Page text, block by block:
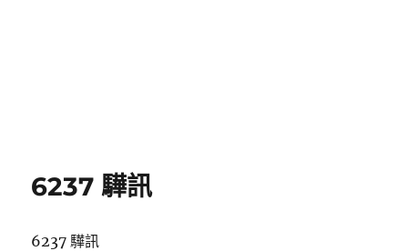
6237 驊訊
6237 驊訊